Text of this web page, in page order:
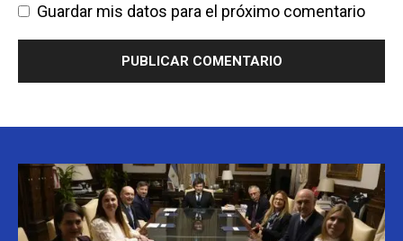
Guardar mis datos para el próximo comentario